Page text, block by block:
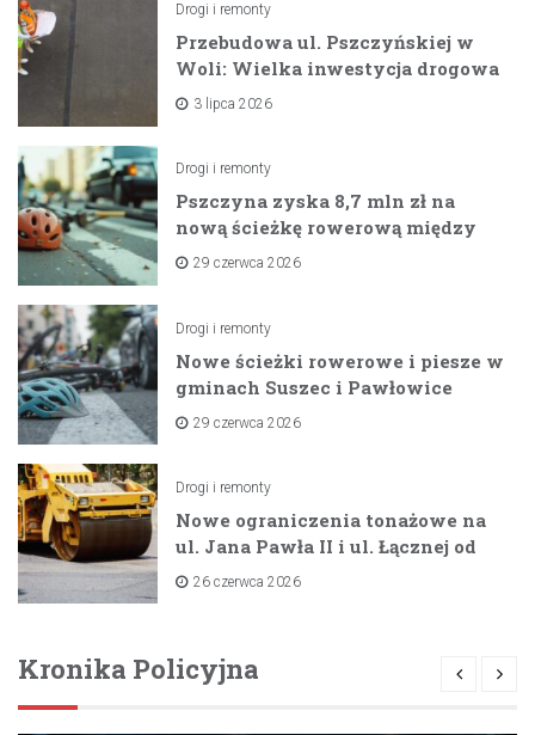
Drogi i remonty
Przebudowa ul. Pszczyńskiej w
Woli: Wielka inwestycja drogowa
na horyzoncie
3 lipca 2026
Drogi i remonty
Pszczyna zyska 8,7 mln zł na
nową ścieżkę rowerową między
zaporami
29 czerwca 2026
Drogi i remonty
Nowe ścieżki rowerowe i piesze w
gminach Suszec i Pawłowice
dzięki unijnemu wsparciu
29 czerwca 2026
Drogi i remonty
Nowe ograniczenia tonażowe na
ul. Jana Pawła II i ul. Łącznej od
lipca 2026 roku
26 czerwca 2026
Kronika Policyjna